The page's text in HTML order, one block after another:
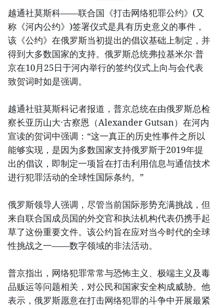
越通社莫斯科——联合国《打击网络犯罪公约》(又
称《河内公约》)签署仪式是具有历史意义的事件，
该《公约》在俄罗斯当初提出的倡议基础上制定，并
得到大多数国家的支持。俄罗斯总统弗拉基米尔·普
京在10月25日于河内举行的签约仪式上向与会代表
致贺词时如是强调。
越通社驻莫斯科记者报道，普京总统在由俄罗斯总检
察长亚历山大·古察恩（Alexander Gutsan）在河内
宣读的贺词中强调：“这一真正的历史性事件之所以
能够实现，是因为多数国家支持俄罗斯于2019年提
出的倡议，即制定一项旨在打击利用信息与通信技术
进行犯罪活动的全球性国际条约。”
俄罗斯领导人强调，尽管当前国际形势充满挑战，但
来自联合国成员国的外交官和执法机构代表仍携手起
草了这份重要文件。该公约旨在应对当今时代的全球
性挑战之一——数字领域的非法活动。
普京指出，网络犯罪常常与恐怖主义、极端主义及毒
品贩运等问题相关，对公民和国家安全构成威胁。他
表示，俄罗斯愿意在打击网络犯罪的斗争中开展最紧